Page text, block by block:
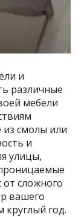
и
различные
мебели
из смолы или
и
улицы,
от сложного
вашего
год.